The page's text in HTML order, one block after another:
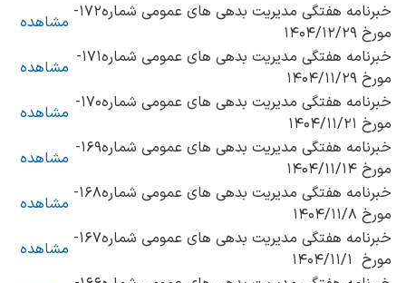
خبرنامه هفتگی مدیریت بدهی های عمومی شماره۱۷۲-
مورخ ۱۴۰۴/۱۲/۲۹
مشاهده
خبرنامه هفتگی مدیریت بدهی های عمومی شماره۱۷۱-
مورخ ۱۴۰۴/۱۱/۲۹
مشاهده
خبرنامه هفتگی مدیریت بدهی های عمومی شماره۱۷۰-
مورخ ۱۴۰۴/۱۱/۲۱
مشاهده
خبرنامه هفتگی مدیریت بدهی های عمومی شماره۱۶۹-
مورخ ۱۴۰۴/۱۱/۱۴
مشاهده
خبرنامه هفتگی مدیریت بدهی های عمومی شماره۱۶۸-
مورخ ۱۴۰۴/۱۱/۸
مشاهده
خبرنامه هفتگی مدیریت بدهی های عمومی شماره۱۶۷-
مورخ ۱۴۰۴/۱۱/۱
مشاهده